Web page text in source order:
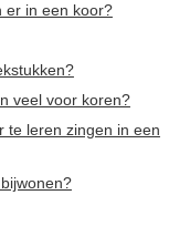
er in een koor?
veel voor koren?
te leren zingen in een